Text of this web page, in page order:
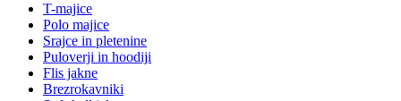
T-majice
Polo majice
Srajce in pletenine
Puloverji in hoodiji
Flis jakne
Brezrokavniki